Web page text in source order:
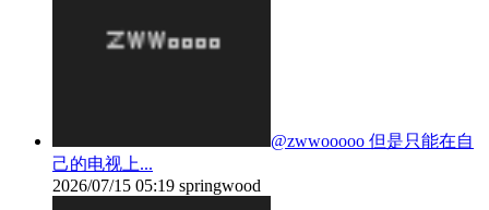
@zwwooooo 但是只能在自
己的电视上...
2026/07/15 05:19 springwood